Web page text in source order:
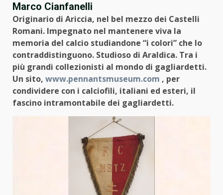
Marco Cianfanelli
Originario di Ariccia, nel bel mezzo dei Castelli
Romani. Impegnato nel mantenere viva la
memoria del calcio studiandone “i colori” che lo
contraddistinguono. Studioso di Araldica. Tra i
più grandi collezionisti al mondo di gagliardetti.
Un sito, www.pennantsmuseum.com , per
condividere con i calciofili, italiani ed esteri, il
fascino intramontabile dei gagliardetti.